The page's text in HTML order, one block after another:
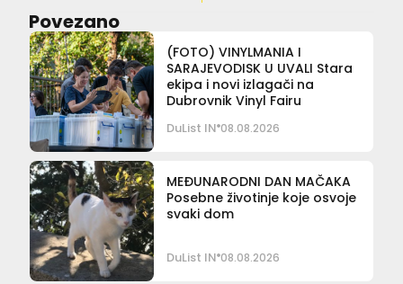
Povezano
(FOTO) VINYLMANIA I
SARAJEVODISK U UVALI Stara
ekipa i novi izlagači na
Dubrovnik Vinyl Fairu
DuList IN 08.08.2026
MEĐUNARODNI DAN MAČAKA
Posebne životinje koje osvoje
svaki dom
DuList IN 08.08.2026